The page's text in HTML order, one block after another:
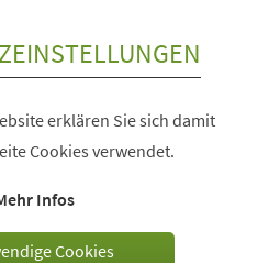
erklären Sie sich damit
Cookies verwendet.
Infos
Cookies